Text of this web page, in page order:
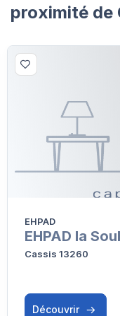
proximité de
EHPAD
EHPAD la
Cassis 13260
Découvrir